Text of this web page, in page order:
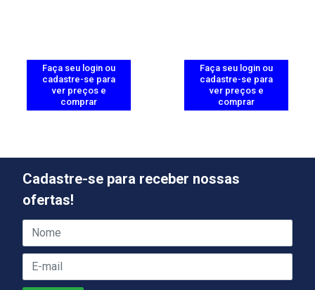
Faça seu login ou
cadastre-se para
ver preços e
comprar
Faça seu login ou
cadastre-se para
ver preços e
comprar
Cadastre-se para receber nossas
ofertas!